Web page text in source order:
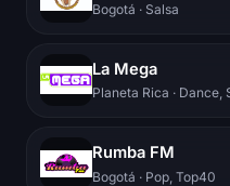
Bogotá · Salsa
La Mega
Planeta Rica · Dance,
Rumba FM
Bogotá · Pop, Top40